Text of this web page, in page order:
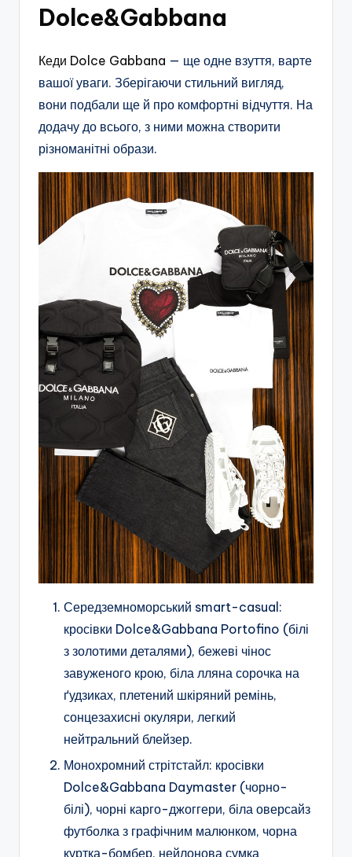
Dolce&Gabbana
Кеди Dolce Gabbana — ще одне взуття, варте
вашої уваги. Зберігаючи стильний вигляд,
вони подбали ще й про комфортні відчуття. На
додачу до всього, з ними можна створити
різноманітні образи.
Середземноморський smart-casual:
кросівки Dolce&Gabbana Portofino (білі
з золотими деталями), бежеві чінос
завуженого крою, біла лляна сорочка на
ґудзиках, плетений шкіряний ремінь,
сонцезахисні окуляри, легкий
нейтральний блейзер.
Монохромний стрітстайл: кросівки
Dolce&Gabbana Daymaster (чорно-
білі), чорні карго-джоггери, біла оверсайз
футболка з графічним малюнком, чорна
куртка-бомбер, нейлонова сумка